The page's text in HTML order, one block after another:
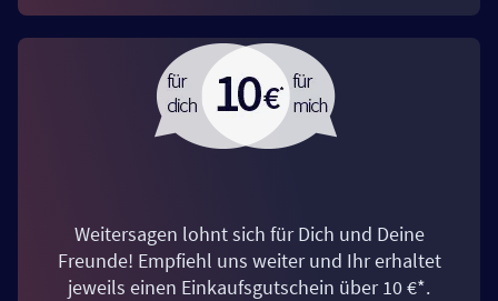
Weitersagen lohnt sich für Dich und Deine
Freunde! Empfiehl uns weiter und Ihr erhaltet
jeweils einen Einkaufsgutschein über 10 €*.